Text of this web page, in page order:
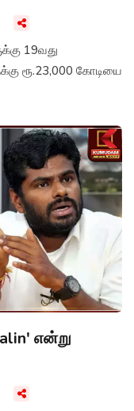
19வது
ரூ.23,000 கோடியை
என்று